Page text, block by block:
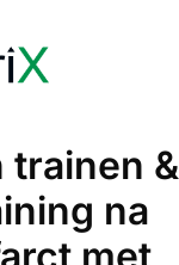
trainen &
na
met